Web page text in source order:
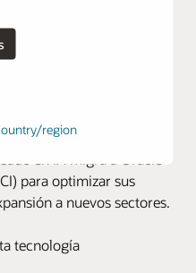
region
para ofrecer
para optimizar sus
a nuevos sectores.
tecnología